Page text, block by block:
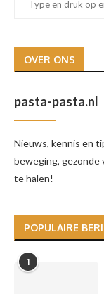
OVER ONS
pasta-pasta.nl
Nieuws, kennis en
beweging, gezonde
te halen!
POPULAIRE
1